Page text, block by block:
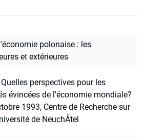
polonaise : les
et extérieures
Quelles perspectives pour les
évincées de l'économie mondiale?
1993, Centre de Recherche sur
de NeuchÂtel